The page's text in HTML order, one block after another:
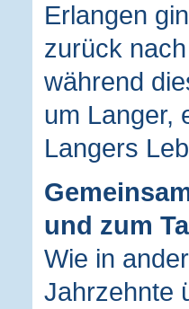
Erlangen
zurück
während
um Langer,
Langers
und zum
Wie in
Jahrzehnte